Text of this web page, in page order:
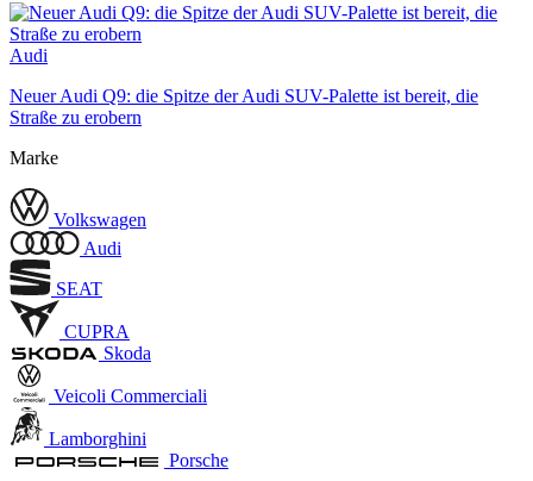
Audi
Neuer Audi Q9: die Spitze der Audi SUV-Palette ist bereit, die
Straße zu erobern
Marke
Volkswagen
Audi
SEAT
CUPRA
Skoda
Veicoli Commerciali
Lamborghini
Porsche